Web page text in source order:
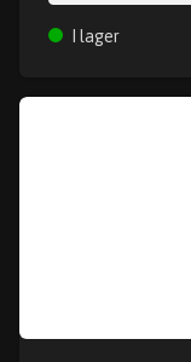
I lager